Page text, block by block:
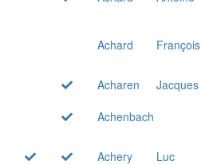
Achard
François
Acharen
Jacques
Achenbach
Achery
Luc